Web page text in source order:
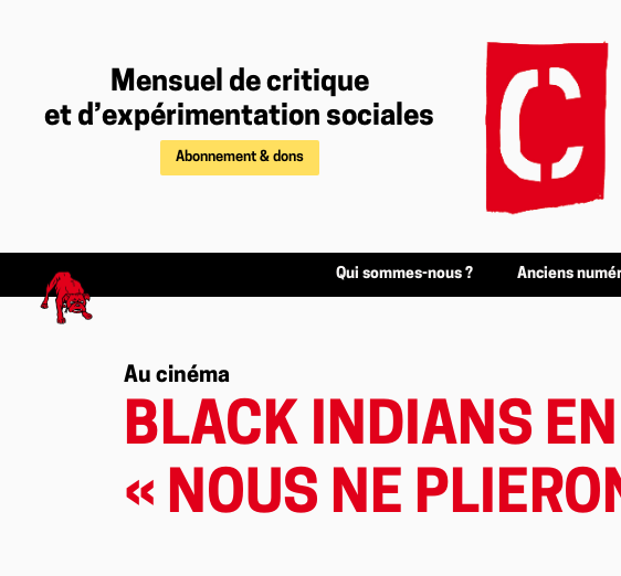
Mensuel de critique
et d’expérimentation sociales
Abonnement & dons
Qui sommes-nous ? Anciens
Au cinéma
BLACK INDIANS
« NOUS NE